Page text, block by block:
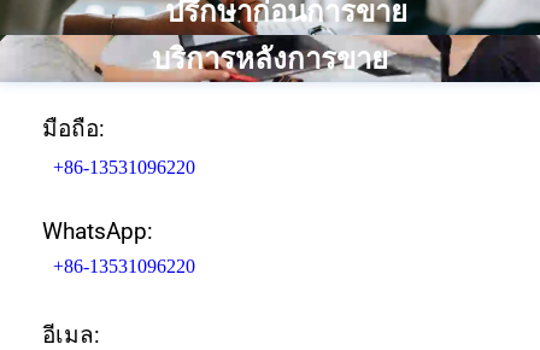
ปรึกษาก่อนการขาย
บริการหลังการขาย
มือถือ:
+86-13531096220
WhatsApp:
+86-13531096220
อีเมล: